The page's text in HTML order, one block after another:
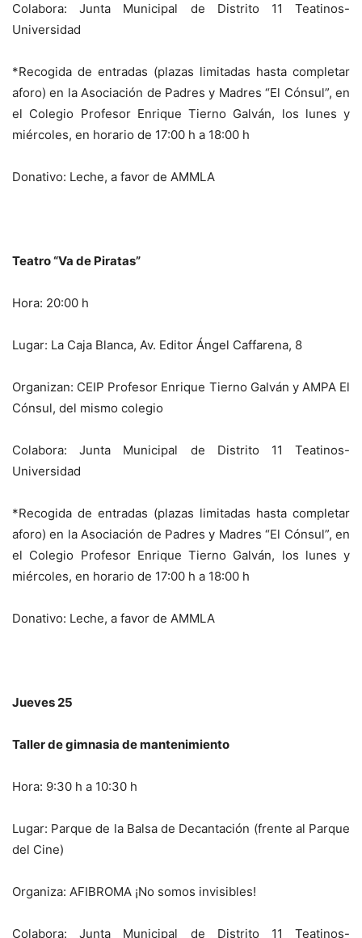
Colabora: Junta Municipal de Distrito 11 Teatinos-
Universidad
*Recogida de entradas (plazas limitadas hasta completar
aforo) en la Asociación de Padres y Madres “El Cónsul”, en
el Colegio Profesor Enrique Tierno Galván, los lunes y
miércoles, en horario de 17:00 h a 18:00 h
Donativo: Leche, a favor de AMMLA
Teatro “Va de Piratas”
Hora: 20:00 h
Lugar: La Caja Blanca, Av. Editor Ángel Caffarena, 8
Organizan: CEIP Profesor Enrique Tierno Galván y AMPA El
Cónsul, del mismo colegio
Colabora: Junta Municipal de Distrito 11 Teatinos-
Universidad
*Recogida de entradas (plazas limitadas hasta completar
aforo) en la Asociación de Padres y Madres “El Cónsul”, en
el Colegio Profesor Enrique Tierno Galván, los lunes y
miércoles, en horario de 17:00 h a 18:00 h
Donativo: Leche, a favor de AMMLA
Jueves 25
Taller de gimnasia de mantenimiento
Hora: 9:30 h a 10:30 h
Lugar: Parque de la Balsa de Decantación (frente al Parque
del Cine)
Organiza: AFIBROMA ¡No somos invisibles!
Colabora: Junta Municipal de Distrito 11 Teatinos-